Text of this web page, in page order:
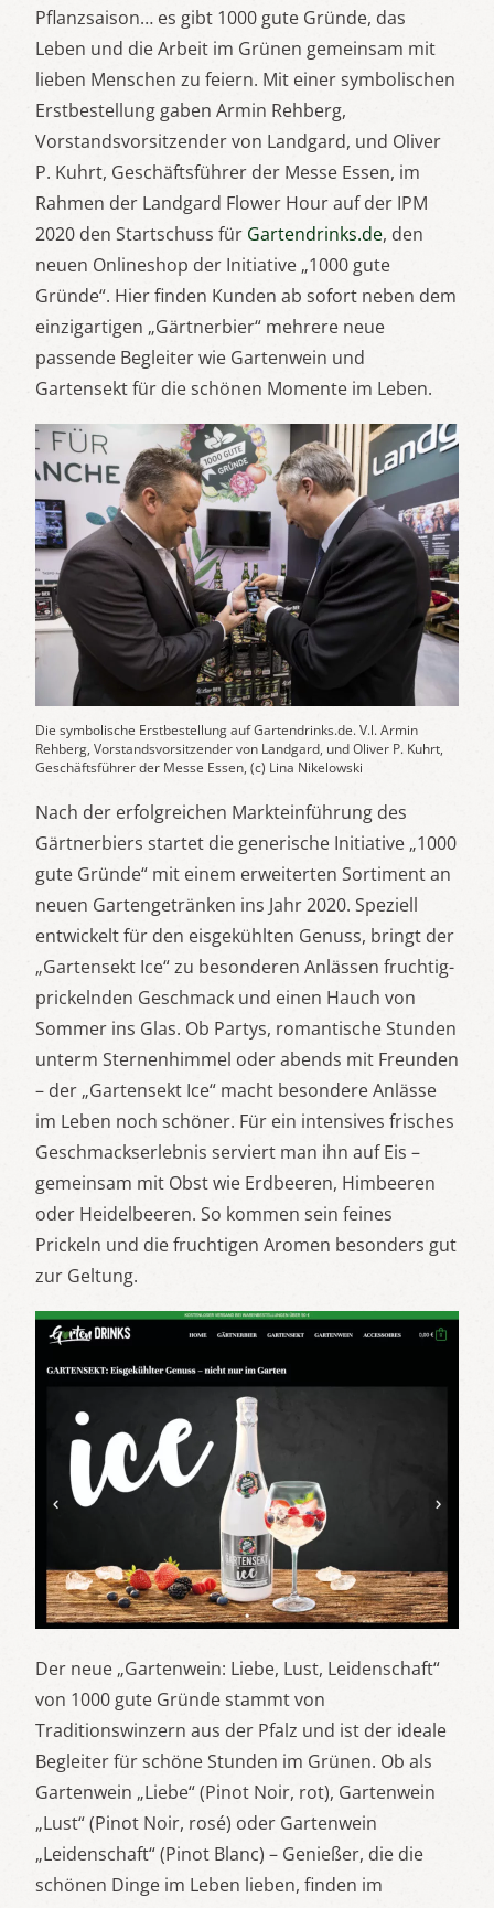
Pflanzsaison… es gibt 1000 gute Gründe, das
Leben und die Arbeit im Grünen gemeinsam mit
lieben Menschen zu feiern. Mit einer symbolischen
Erstbestellung gaben Armin Rehberg,
Vorstandsvorsitzender von Landgard, und Oliver
P. Kuhrt, Geschäftsführer der Messe Essen, im
Rahmen der Landgard Flower Hour auf der IPM
2020 den Startschuss für Gartendrinks.de, den
neuen Onlineshop der Initiative „1000 gute
Gründe“. Hier finden Kunden ab sofort neben dem
einzigartigen „Gärtnerbier“ mehrere neue
passende Begleiter wie Gartenwein und
Gartensekt für die schönen Momente im Leben.
Die symbolische Erstbestellung auf Gartendrinks.de. V.l. Armin
Rehberg, Vorstandsvorsitzender von Landgard, und Oliver P. Kuhrt,
Geschäftsführer der Messe Essen, (c) Lina Nikelowski
Nach der erfolgreichen Markteinführung des
Gärtnerbiers startet die generische Initiative „1000
gute Gründe“ mit einem erweiterten Sortiment an
neuen Gartengetränken ins Jahr 2020. Speziell
entwickelt für den eisgekühlten Genuss, bringt der
„Gartensekt Ice“ zu besonderen Anlässen fruchtig-
prickelnden Geschmack und einen Hauch von
Sommer ins Glas. Ob Partys, romantische Stunden
unterm Sternenhimmel oder abends mit Freunden
– der „Gartensekt Ice“ macht besondere Anlässe
im Leben noch schöner. Für ein intensives frisches
Geschmackserlebnis serviert man ihn auf Eis –
gemeinsam mit Obst wie Erdbeeren, Himbeeren
oder Heidelbeeren. So kommen sein feines
Prickeln und die fruchtigen Aromen besonders gut
zur Geltung.
Der neue „Gartenwein: Liebe, Lust, Leidenschaft“
von 1000 gute Gründe stammt von
Traditionswinzern aus der Pfalz und ist der ideale
Begleiter für schöne Stunden im Grünen. Ob als
Gartenwein „Liebe“ (Pinot Noir, rot), Gartenwein
„Lust“ (Pinot Noir, rosé) oder Gartenwein
„Leidenschaft“ (Pinot Blanc) – Genießer, die die
schönen Dinge im Leben lieben, finden im